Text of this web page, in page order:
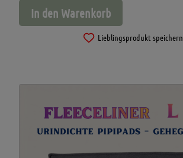
In den Warenkorb
Lieblingsprodukt speichern